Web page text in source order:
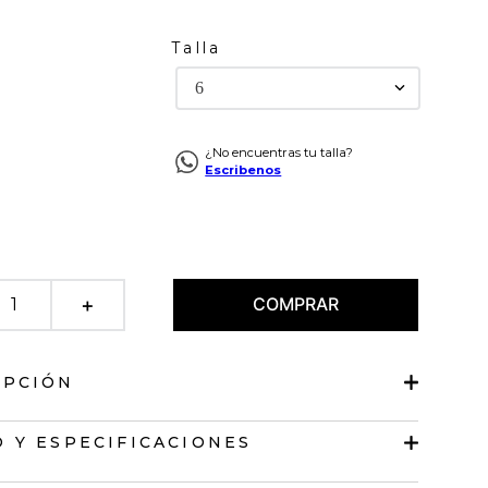
Talla
6
¿No encuentras tu talla?
Escribenos
＋ COMPRAR
diseño recto
Y ESPECIFICACIONES